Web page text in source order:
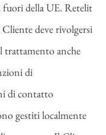
della UE. Retelit
deve rivolgersi
trattamento anche
di
di contatto
gestiti localmente